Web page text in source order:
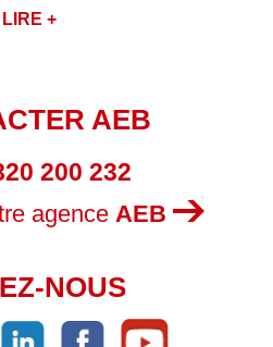
LIRE +
AEB
200 232
agence AEB
NOUS